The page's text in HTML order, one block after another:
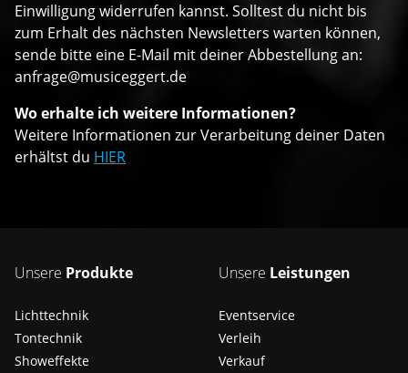
Einwilligung widerrufen kannst. Solltest du nicht bis
zum Erhalt des nächsten Newsletters warten können,
sende bitte eine E-Mail mit deiner Abbestellung an:
anfrage@musiceggert.de
Wo erhalte ich weitere Informationen?
Weitere Informationen zur Verarbeitung deiner Daten
erhältst du HIER
Unsere Produkte
Lichttechnik
Tontechnik
Showeffekte
Unsere Leistungen
Eventservice
Verleih
Verkauf